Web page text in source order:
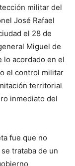
militar del
José Rafael
el 28 de
Miguel de
lo acordado en el
el control militar
territorial
inmediato del
fue que no
trataba de un